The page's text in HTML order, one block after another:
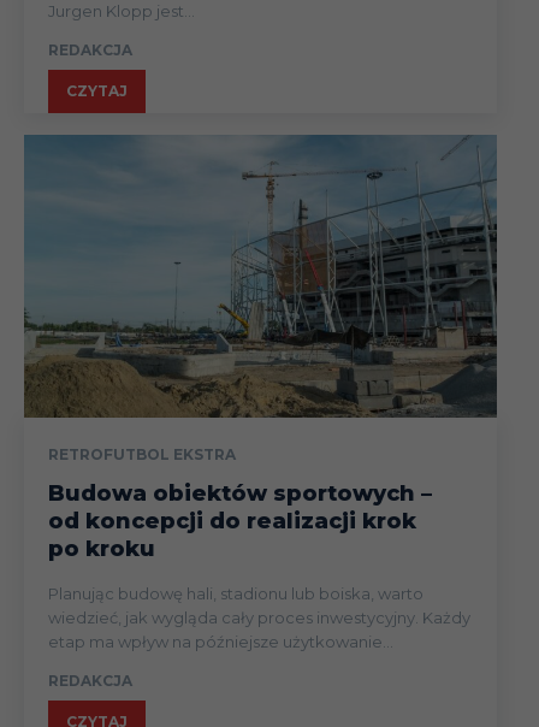
Jurgen Klopp jest...
REDAKCJA
CZYTAJ
RETROFUTBOL EKSTRA
Budowa obiektów sportowych –
od koncepcji do realizacji krok
po kroku
Planując budowę hali, stadionu lub boiska, warto
wiedzieć, jak wygląda cały proces inwestycyjny. Każdy
etap ma wpływ na późniejsze użytkowanie...
REDAKCJA
CZYTAJ